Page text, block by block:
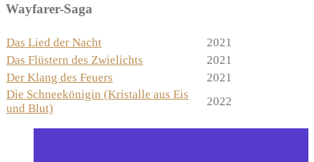
Wayfarer-Saga
Das Lied der Nacht
2021
Das Flüstern des Zwielichts
2021
Der Klang des Feuers
2021
Die Schneekönigin (Kristalle aus Eis
und Blut)
2022